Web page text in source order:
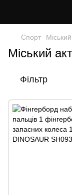
Спорт
Міський
Фільтр